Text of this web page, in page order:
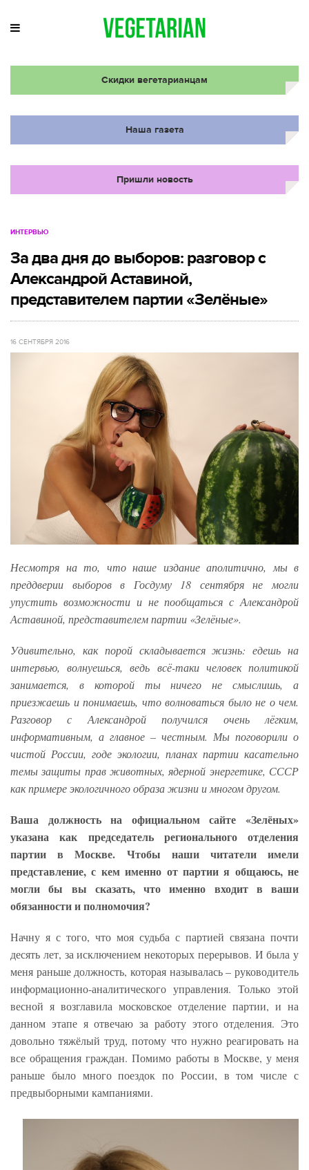
Скидки вегетарианцам
Наша газета
Пришли новость
ИНТЕРВЬЮ
За два дня до выборов: разговор с
Александрой Аставиной,
представителем партии «Зелёные»
16 СЕНТЯБРЯ 2016
Несмотря на то, что наше издание аполитично, мы в
преддверии выборов в Госдуму 18 сентября не могли
упустить возможности и не пообщаться с Александрой
Аставиной, представителем партии «Зелёные».
Удивительно, как порой складывается жизнь: едешь на
интервью, волнуешься, ведь всё-таки человек политикой
занимается, в которой ты ничего не смыслишь, а
приезжаешь и понимаешь, что волноваться было не о чем.
Разговор с Александрой получился очень лёгким,
информативным, а главное – честным. Мы поговорили о
чистой России, годе экологии, планах партии касательно
темы защиты прав животных, ядерной энергетике, СССР
как примере экологичного образа жизни и многом другом.
Ваша должность на официальном сайте «Зелёных»
указана как председатель регионального отделения
партии в Москве. Чтобы наши читатели имели
представление, с кем именно от партии я общаюсь, не
могли бы вы сказать, что именно входит в ваши
обязанности и полномочия?
Начну я с того, что моя судьба с партией связана почти
десять лет, за исключением некоторых перерывов. И была у
меня раньше должность, которая называлась – руководитель
информационно-аналитического управления. Только этой
весной я возглавила московское отделение партии, и на
данном этапе я отвечаю за работу этого отделения. Это
довольно тяжёлый труд, потому что нужно реагировать на
все обращения граждан. Помимо работы в Москве, у меня
раньше было много поездок по России, в том числе с
предвыборными кампаниями.